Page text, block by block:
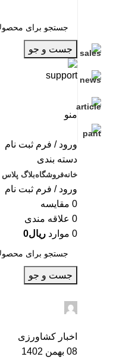
جست و جو
منو
ورود / فرم ثبت نام
دسته بندی
خانهفروشگاهبلاگ پلاس
ورود / فرم ثبت نام
0 مقایسه
0 علاقه مندی
0 موارد ریال0
جست و جو
اخبار کشاورزی
08 بهمن 1402